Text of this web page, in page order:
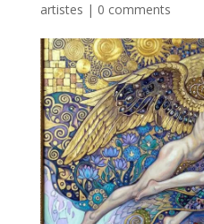
artistes | 0 comments